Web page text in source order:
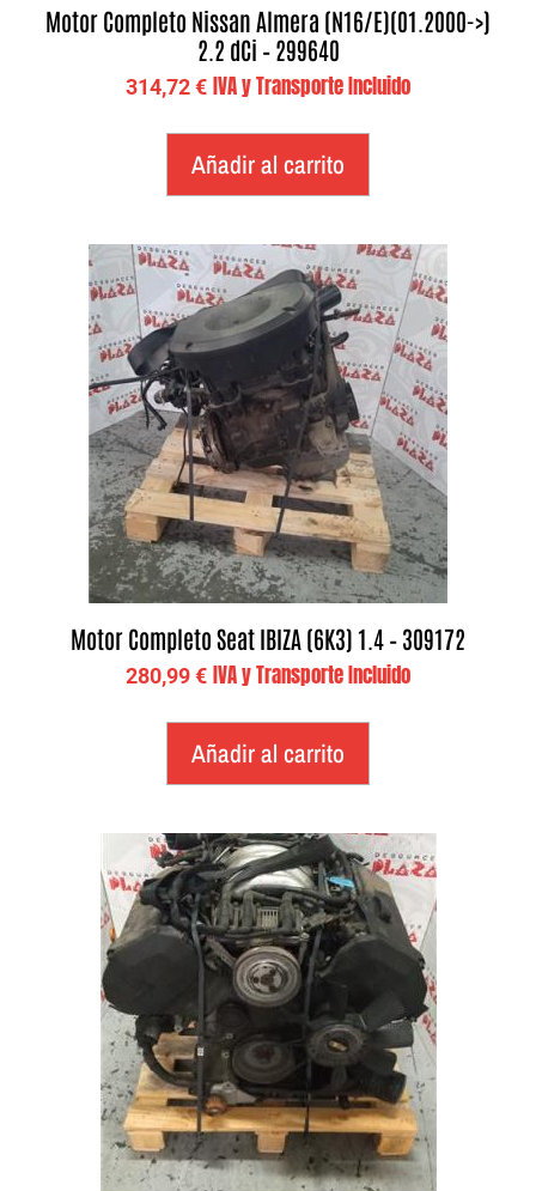
Motor Completo Nissan Almera (N16/E)(01.2000->)
2.2 dCi – 299640
314,72€ IVA y Transporte Incluido
Añadir al carrito
Motor Completo Seat IBIZA (6K3) 1.4 – 309172
280,99€ IVA y Transporte Incluido
Añadir al carrito